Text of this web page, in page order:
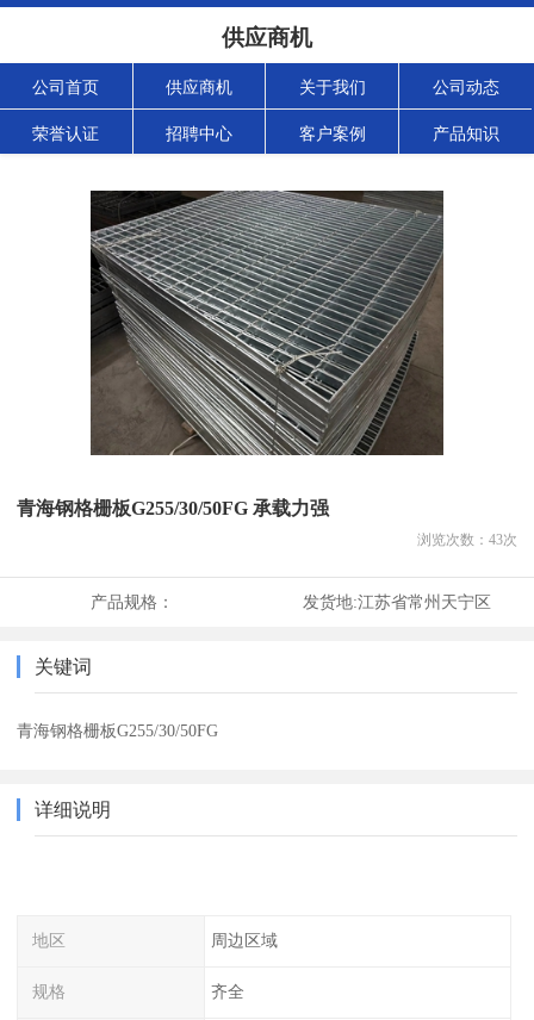
供应商机
公司首页 供应商机 关于我们 公司动态
荣誉认证 招聘中心 客户案例 产品知识
青海钢格栅板G255/30/50FG 承载力强
浏览次数： 43次
产品规格： 发货地:江苏省常州天宁区
关键词
青海钢格栅板G255/30/50FG
详细说明
地区 周边区域
规格 齐全